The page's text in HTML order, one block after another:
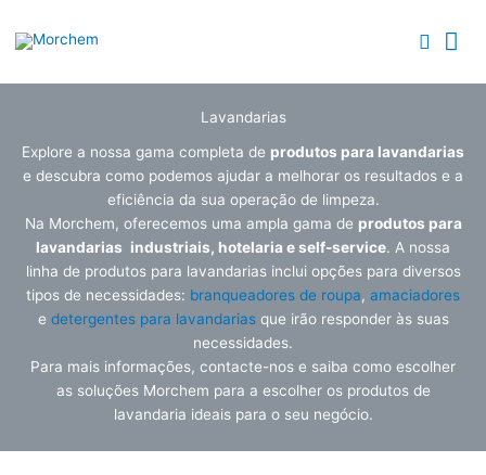
Lavandarias
Explore a nossa gama completa de produtos para lavandarias
e descubra como podemos ajudar a melhorar os resultados e a
eficiência da sua operação de limpeza.
Na Morchem, oferecemos uma ampla gama de produtos para
lavandarias industriais, hotelaria e self-service. A nossa
linha de produtos para lavandarias inclui opções para diversos
tipos de necessidades: branqueadores de roupa, amaciadores
e detergentes para lavandariasque irão responder às suas
necessidades.
Para mais informações, contacte-nos e saiba como escolher
as soluções Morchem para a escolher os produtos de
lavandaria ideais para o seu negócio.